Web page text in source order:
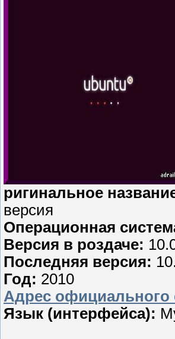
ригинальное
версия
Операционная
Версия в роздаче:
Последняя версия:
Год: 2010
Адрес официального
Язык (интерфейса):